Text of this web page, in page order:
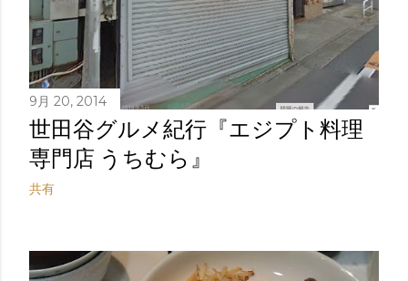
9月 20, 2014
世田谷グルメ紀行『エジプト料理
専門店 うちむら』
共有